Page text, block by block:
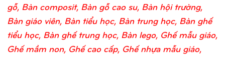
gỗ, Bàn composit, Bàn gỗ cao su, Bàn hội trường,
Bàn giáo viên, Bàn tiểu học, Bàn trung học, Bàn ghế
tiểu học, Bàn ghế trung học, Bàn lego, Ghế mẫu giáo,
Ghế mầm non, Ghế cao cấp, Ghế nhựa mẫu giáo,